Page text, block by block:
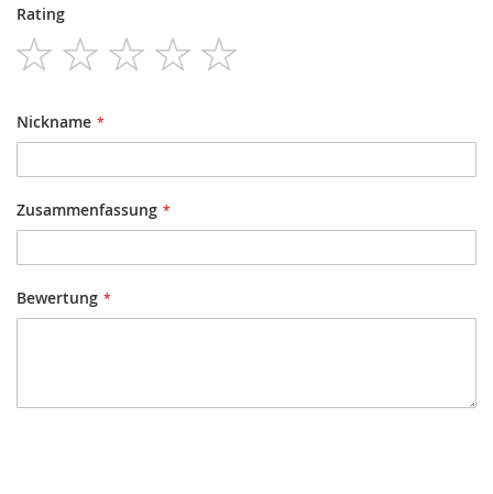
Rating
1
star
2
stars
3
stars
4
stars
Nickname
Zusammenfassung
Bewertung